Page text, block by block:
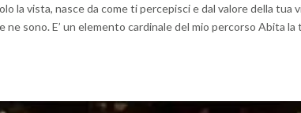
la vista, nasce da come ti percepisci e dal valore della tua
sono. E’ un elemento cardinale del mio percorso Abita la